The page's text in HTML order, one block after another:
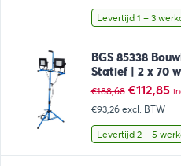
Levertijd 1 – 3
BGS 85338
Statief | 2 x 70
€188,68
prijs
was:
€188,68.
€112,85
€93,26 excl. BTW
Levertijd 2 – 5